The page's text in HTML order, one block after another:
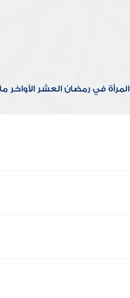
المرأة في رمضان العشر الأواخر